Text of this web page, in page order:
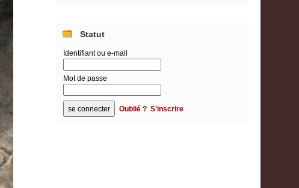
Statut
Identifiant ou e-mail
Mot de passe
Oublié ? S’inscrire